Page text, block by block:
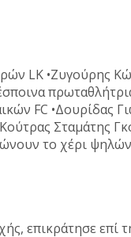
LK •Ζυγούρης
FC •Δουρίδας
Σταμάτης
το χέρι
επικράτησε επί